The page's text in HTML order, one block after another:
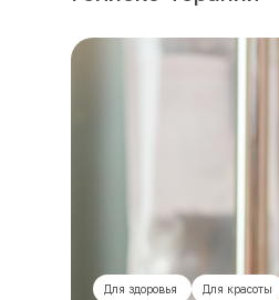
Для здоровья Для красоты